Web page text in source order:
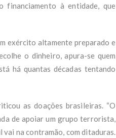
financiamento à entidade, que
exército altamente preparado e
o dinheiro, apura-se quem
há quantas décadas tentando
as doações brasileiras. “O
de apoiar um grupo terrorista,
na contramão, com ditaduras.